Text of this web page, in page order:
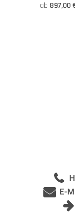
ab 897,00
E-